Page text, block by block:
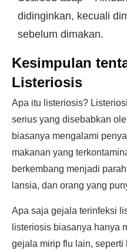
didinginkan, kecuali
sebelum dimakan.
Kesimpulan
Listeriosis
Apa itu listeriosis?
serius yang disebabkan
biasanya mengalami
makanan yang
berkembang menjadi
lansia, dan orang yang
Apa saja gejala terinfeksi
listeriosis biasanya hanya
gejala mirip flu lain, seperti